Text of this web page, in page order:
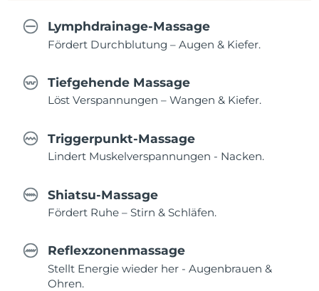
Lymphdrainage-Massage
Fördert Durchblutung – Augen & Kiefer.
Tiefgehende Massage
Löst Verspannungen – Wangen & Kiefer.
Triggerpunkt-Massage
Lindert Muskelverspannungen - Nacken.
Shiatsu-Massage
Fördert Ruhe – Stirn & Schläfen.
Reflexzonenmassage
Stellt Energie wieder her - Augenbrauen &
Ohren.